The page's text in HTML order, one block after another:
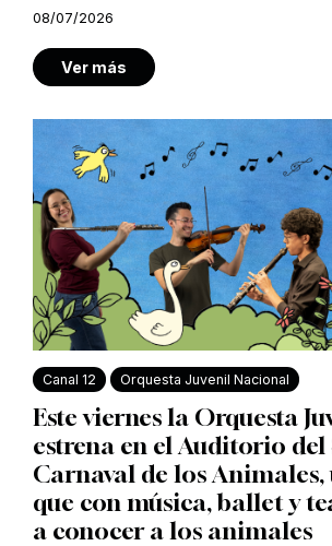
08/07/2026
Ver más
Canal 12 Orquesta Juvenil Nacional
Este viernes la Orquesta
estrena en el Auditorio del
Carnaval de los
que con música, ballet y
a conocer a los animales